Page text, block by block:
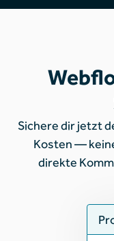
Sichere dir jetzt
Kosten —
direkte